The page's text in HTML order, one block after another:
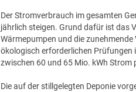
Der Stromverbrauch im gesamten
jährlich steigen. Grund dafür ist das
Wärmepumpen und die
ökologisch erforderlichen Prüfungen
zwischen 60 und 65 Mio. kWh Strom
Die auf der stillgelegten Deponie